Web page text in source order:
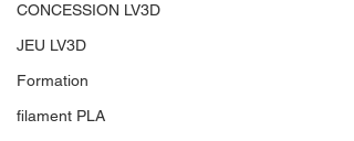
CONCESSION LV3D
JEU LV3D
Formation
filament PLA